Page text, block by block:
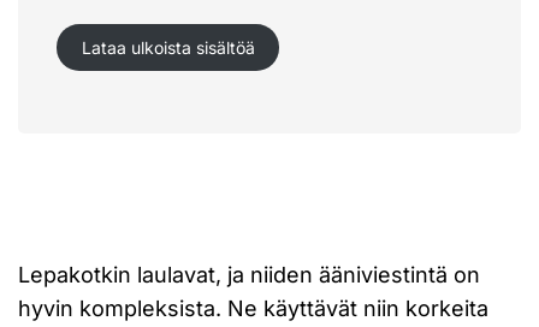
Lataa ulkoista sisältöä
Lepakotkin laulavat, ja niiden ääniviestintä on
hyvin kompleksista. Ne käyttävät niin korkeita